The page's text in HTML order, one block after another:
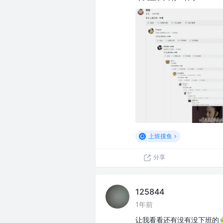
上班摸鱼
分享
125844
1年前
让我看看还有没有没下班的